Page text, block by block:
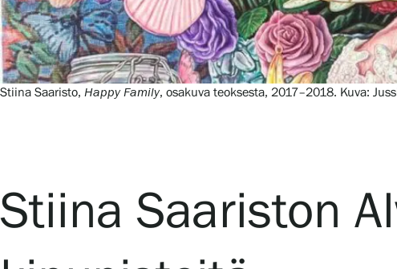
Tapahtumat
Palvelumme
Serlachius Residenssi
Stiina Saaristo, Happy Family, osakuva teoksesta, 2017–2018. Kuva:
Stiina Saariston